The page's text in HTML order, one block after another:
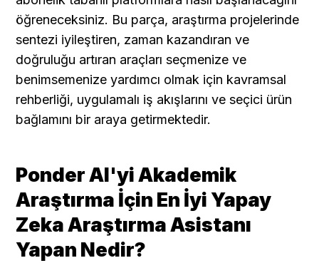
öğreneceksiniz. Bu parça, araştırma projelerinde
sentezi iyileştiren, zaman kazandıran ve
doğruluğu artıran araçları seçmenize ve
benimsemenize yardımcı olmak için kavramsal
rehberliği, uygulamalı iş akışlarını ve seçici ürün
bağlamını bir araya getirmektedir.
Ponder AI'yi Akademik
Araştırma İçin En İyi Yapay
Zeka Araştırma Asistanı
Yapan Nedir?